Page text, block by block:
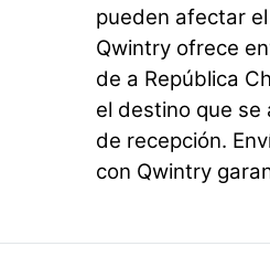
pueden afectar
Qwintry ofrece
de a República
el destino que
de recepción.
con Qwintry